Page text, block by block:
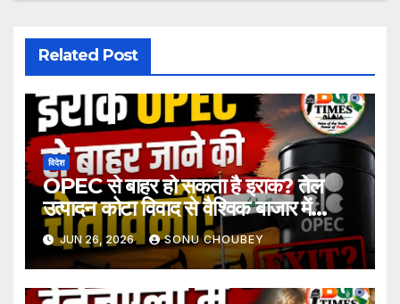
Related Post
विदेश
OPEC से बाहर हो सकता है इराक? तेल
उत्पादन कोटा विवाद से वैश्विक बाजार में
हलचल
JUN 26, 2026 SONU CHOUBEY